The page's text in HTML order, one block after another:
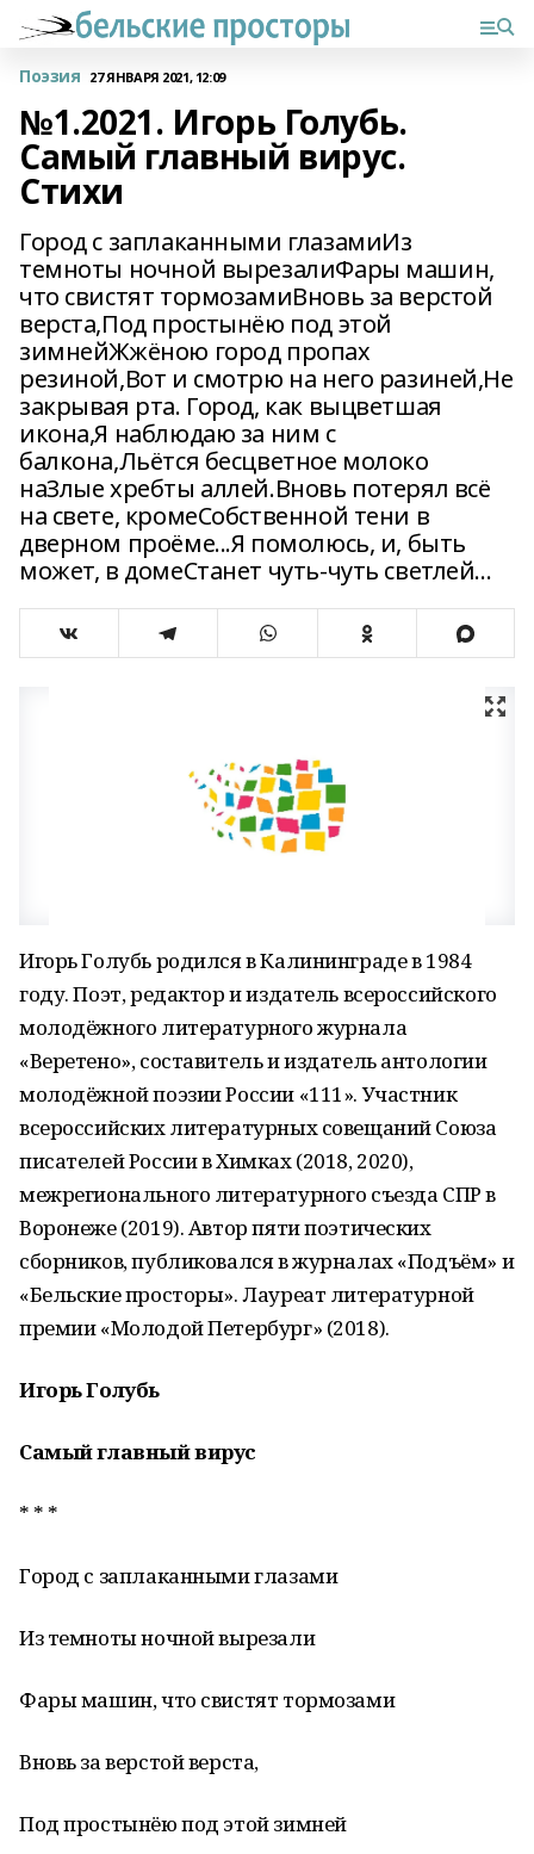
Поэзия 27 ЯНВАРЯ 2021, 12:09
№1.2021. Игорь Голубь.
Самый главный вирус.
Стихи
Город с заплаканными глазамиИз
темноты ночной вырезалиФары машин,
что свистят тормозамиВновь за верстой
верста,Под простынёю под этой
зимнейЖжёною город пропах
резиной,Вот и смотрю на него разиней,Не
закрывая рта. Город, как выцветшая
икона,Я наблюдаю за ним с
балкона,Льётся бесцветное молоко
наЗлые хребты аллей.Вновь потерял всё
на свете, кромеСобственной тени в
дверном проёме...Я помолюсь, и, быть
может, в домеСтанет чуть-чуть светлей…
Игорь Голубь родился в Калининграде в 1984
году. Поэт, редактор и издатель всероссийского
молодёжного литературного журнала
«Веретено», составитель и издатель антологии
молодёжной поэзии России «111». Участник
всероссийских литературных совещаний Союза
писателей России в Химках (2018, 2020),
межрегионального литературного съезда СПР в
Воронеже (2019). Автор пяти поэтических
сборников, публиковался в журналах «Подъём» и
«Бельские просторы». Лауреат литературной
премии «Молодой Петербург» (2018).
Игорь Голубь
Самый главный вирус
* * *
Город с заплаканными глазами
Из темноты ночной вырезали
Фары машин, что свистят тормозами
Вновь за верстой верста,
Под простынёю под этой зимней